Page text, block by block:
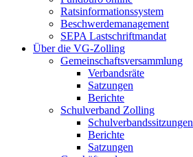
Ratsinformationssystem
Beschwerdemanagement
SEPA Lastschriftmandat
Über die VG-Zolling
Gemeinschaftsversammlung
Verbandsräte
Satzungen
Berichte
Schulverband Zolling
Schulverbandssitzungen
Berichte
Satzungen